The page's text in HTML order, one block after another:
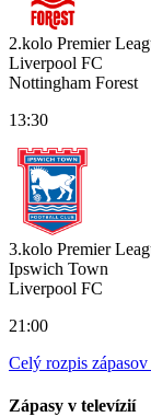
2.kolo Premier
Liverpool FC
Nottingham Forest
13:30
3.kolo Premier
Ipswich Town
Liverpool FC
21:00
Celý rozpis zápasov
Zápasy v televízií